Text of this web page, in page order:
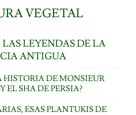
VEGETAL
LEYENDAS DE LA
ANTIGUA
HISTORIA DE MONSIEUR
EL SHA DE PERSIA?
ESAS PLANTUKIS DE